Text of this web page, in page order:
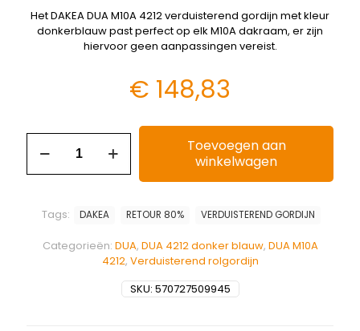
Het DAKEA DUA M10A 4212 verduisterend gordijn met kleur
donkerblauw past perfect op elk M10A dakraam, er zijn
hiervoor geen aanpassingen vereist.
€ 148,83
Toevoegen aan
winkelwagen
SKU: 570727509945
Categorieën: DUA, DUA 4212 donker blauw, DUA M10A
4212, Verduisterend rolgordijn
Tags: DAKEA RETOUR 80% VERDUISTEREND GORDIJN